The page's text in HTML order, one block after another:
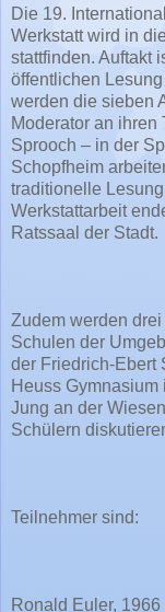
Die 19.
Werkstatt wird in
stattfinden. Auftakt
öffentlichen
werden die sieben
Moderator an ihren
Sprooch – in der
Schopfheim
traditionelle
Werkstattarbeit
Ratssaal der Stadt.
Zudem werden
Schulen der
der Friedrich-Ebert
Heuss Gymnasium
Jung an der
Schülern
Teilnehmer sind:
Ronald Euler,